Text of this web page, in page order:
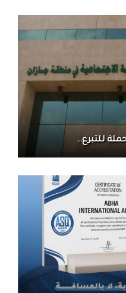
للتبرع..